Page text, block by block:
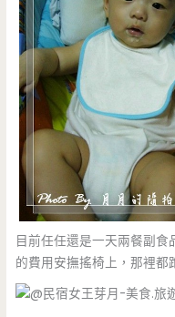
目前任任還是一天兩餐副
的費用安撫搖椅上，那裡都